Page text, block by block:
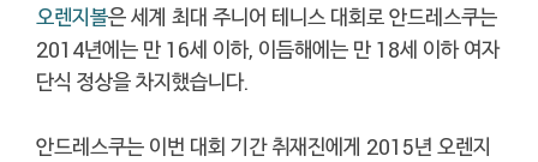
오렌지볼은 세계 최대 주니어 테니스 대회로 안드레스쿠는
2014년에는 만 16세 이하, 이듬해에는 만 18세 이하 여자
단식 정상을 차지했습니다.
안드레스쿠는 이번 대회 기간 취재진에게 2015년 오렌지